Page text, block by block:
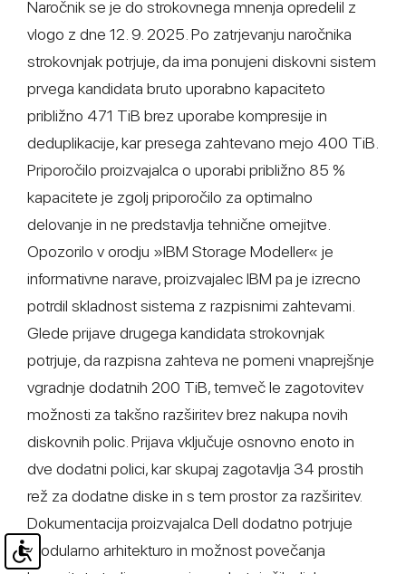
Naročnik se je do strokovnega mnenja opredelil z
vlogo z dne 12. 9. 2025. Po zatrjevanju naročnika
strokovnjak potrjuje, da ima ponujeni diskovni sistem
prvega kandidata bruto uporabno kapaciteto
približno 471 TiB brez uporabe kompresije in
deduplikacije, kar presega zahtevano mejo 400 TiB.
Priporočilo proizvajalca o uporabi približno 85 %
kapacitete je zgolj priporočilo za optimalno
delovanje in ne predstavlja tehnične omejitve.
Opozorilo v orodju »IBM Storage Modeller« je
informativne narave, proizvajalec IBM pa je izrecno
potrdil skladnost sistema z razpisnimi zahtevami.
Glede prijave drugega kandidata strokovnjak
potrjuje, da razpisna zahteva ne pomeni vnaprejšnje
vgradnje dodatnih 200 TiB, temveč le zagotovitev
možnosti za takšno razširitev brez nakupa novih
diskovnih polic. Prijava vključuje osnovno enoto in
dve dodatni polici, kar skupaj zagotavlja 34 prostih
rež za dodatne diske in s tem prostor za razširitev.
Dokumentacija proizvajalca Dell dodatno potrjuje
modularno arhitekturo in možnost povečanja